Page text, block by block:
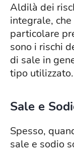
Aldilà dei
integrale,
particolare
sono i rischi
di sale in
tipo utilizzato.
Sale e
Spesso,
sale e sodio